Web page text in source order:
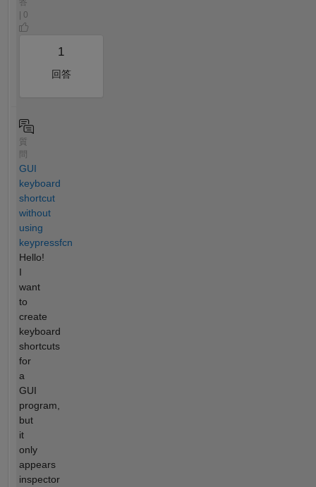
答
| 0
1
回答
質
GUI
keyboard
shortcut
without
using
keypressfcn
Hello!
I
want
to
create
keyboard
shortcuts
for
a
GUI
program,
but
it
only
appears
inspector